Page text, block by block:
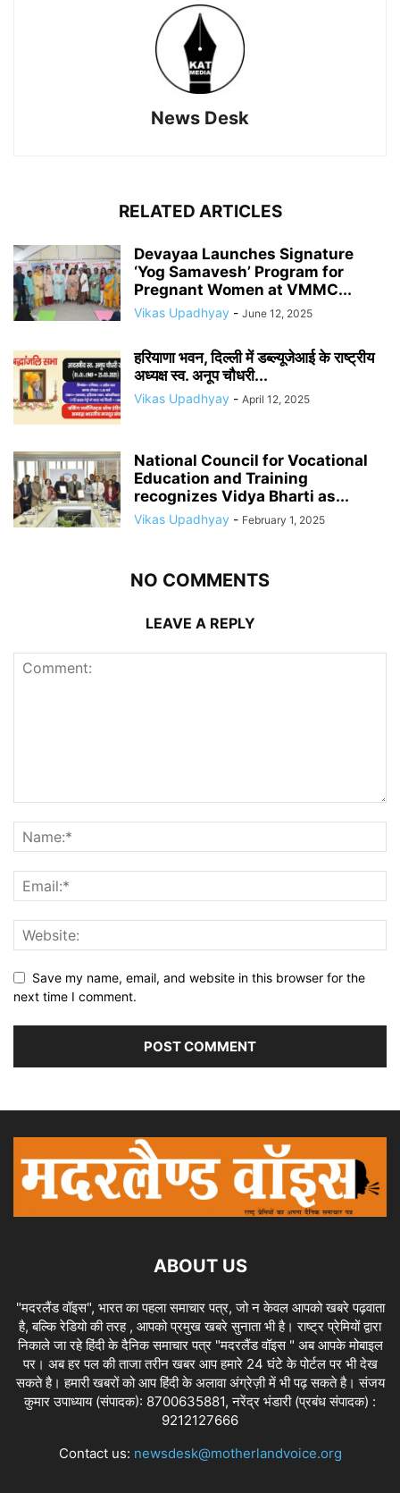
News Desk
RELATED ARTICLES
Devayaa Launches Signature
‘Yog Samavesh’ Program for
Pregnant Women at VMMC...
Vikas Upadhyay - June 12, 2025
हरियाणा भवन, दिल्ली में डब्ल्यूजेआई के राष्ट्रीय
अध्यक्ष स्व. अनूप चौधरी...
Vikas Upadhyay - April 12, 2025
National Council for Vocational
Education and Training
recognizes Vidya Bharti as...
Vikas Upadhyay - February 1, 2025
NO COMMENTS
LEAVE A REPLY
Save my name, email, and website in this browser for the
next time I comment.
ABOUT US
"मदरलैंड वॉइस", भारत का पहला समाचार पत्र, जो न केवल आपको खबरे पढ़वाता
है, बल्कि रेडियो की तरह , आपको प्रमुख खबरे सुनाता भी है। राष्ट्र प्रेमियों द्वारा
निकाले जा रहे हिंदी के दैनिक समाचार पत्र "मदरलैंड वॉइस " अब आपके मोबाइल
पर। अब हर पल की ताजा तरीन खबर आप हमारे 24 घंटे के पोर्टल पर भी देख
सकते है। हमारी खबरों को आप हिंदी के अलावा अंग्रेज़ी में भी पढ़ सकते है। संजय
कुमार उपाध्याय (संपादक): 8700635881, नरेंद्र भंडारी (प्रबंध संपादक) :
9212127666
Contact us: newsdesk@motherlandvoice.org